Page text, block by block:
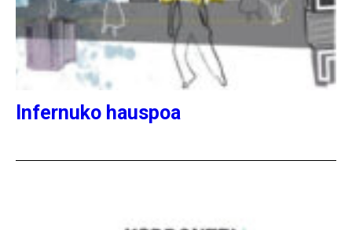
Infernuko hauspoa